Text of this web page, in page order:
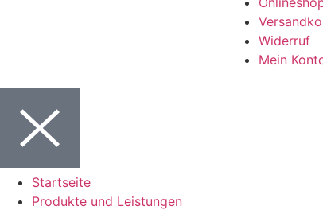
Widerruf
Mein
Startseite
Produkte und Leistungen